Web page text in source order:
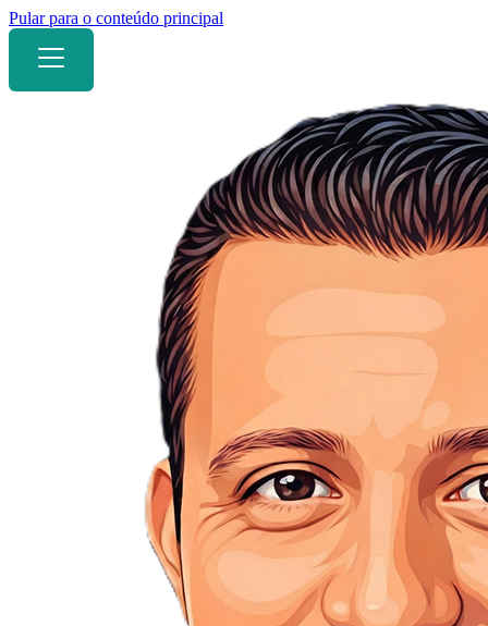
Pular para o conteúdo principal